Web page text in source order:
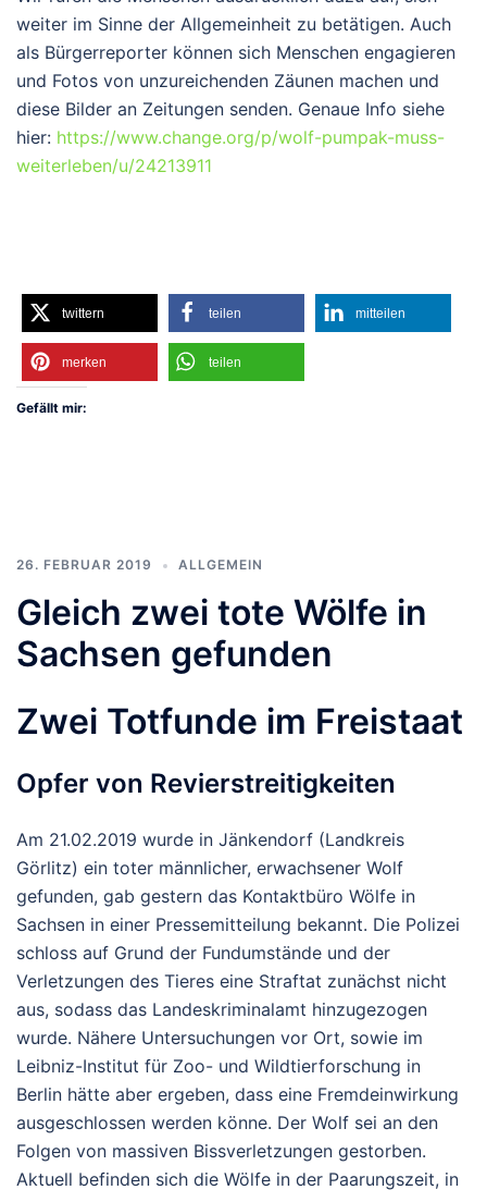
weiter im Sinne der Allgemeinheit zu betätigen. Auch
als Bürgerreporter können sich Menschen engagieren
und Fotos von unzureichenden Zäunen machen und
diese Bilder an Zeitungen senden. Genaue Info siehe
hier: https://www.change.org/p/wolf-pumpak-muss-
weiterleben/u/24213911
twittern teilen mitteilen
merken teilen
Gefällt mir:
26. FEBRUAR 2019 ALLGEMEIN
Gleich zwei tote Wölfe in
Sachsen gefunden
Zwei Totfunde im Freistaat
Opfer von Revierstreitigkeiten
Am 21.02.2019 wurde in Jänkendorf (Landkreis
Görlitz) ein toter männlicher, erwachsener Wolf
gefunden, gab gestern das Kontaktbüro Wölfe in
Sachsen in einer Pressemitteilung bekannt. Die Polizei
schloss auf Grund der Fundumstände und der
Verletzungen des Tieres eine Straftat zunächst nicht
aus, sodass das Landeskriminalamt hinzugezogen
wurde. Nähere Untersuchungen vor Ort, sowie im
Leibniz-Institut für Zoo- und Wildtierforschung in
Berlin hätte aber ergeben, dass eine Fremdeinwirkung
ausgeschlossen werden könne. Der Wolf sei an den
Folgen von massiven Bissverletzungen gestorben.
Aktuell befinden sich die Wölfe in der Paarungszeit, in